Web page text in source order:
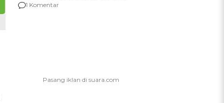
Berencana Pakai Jimat di Pakansari
1 Komentar